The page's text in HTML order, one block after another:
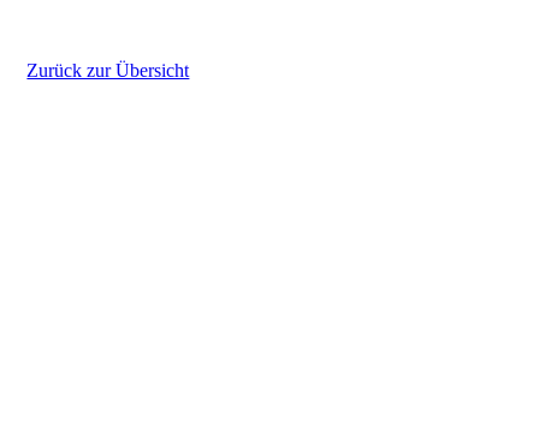
Zurück zur Übersicht